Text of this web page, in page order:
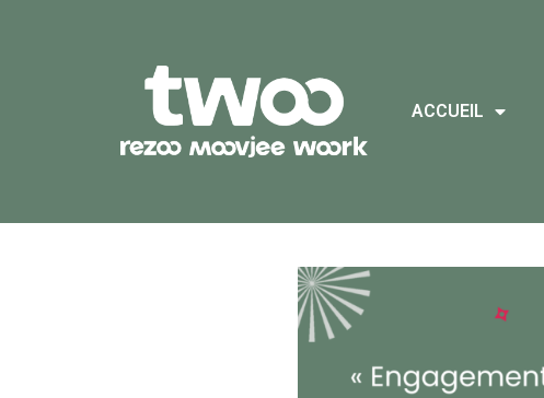
ACCUEIL